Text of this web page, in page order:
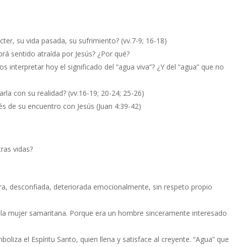
su vida pasada, su sufrimiento? (vv.7-9; 16-18)
sentido atraída por Jesús? ¿Por qué?
interpretar hoy el significado del “agua viva”? ¿Y del “agua” que no
con su realidad? (vv.16-19; 20-24; 25-26)
de su encuentro con Jesús (Juan 4:39-42)
vidas?
desconfiada, deteriorada emocionalmente, sin respeto propio
mujer samaritana. Porque era un hombre sinceramente interesado
el Espíritu Santo, quien llena y satisface al creyente. “Agua” que